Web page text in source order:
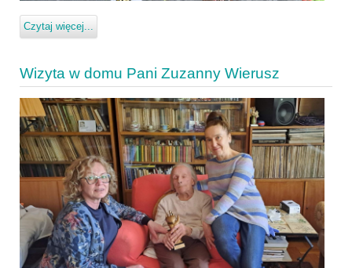
Czytaj więcej...
Wizyta w domu Pani Zuzanny Wierusz